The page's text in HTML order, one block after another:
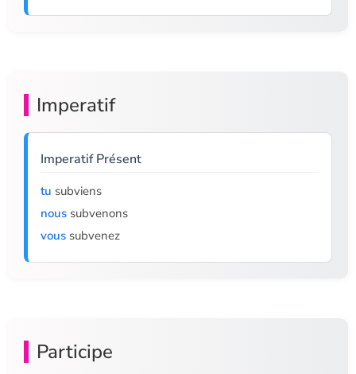
Imperatif
Imperatif Présent
tu subviens
nous subvenons
vous subvenez
Participe